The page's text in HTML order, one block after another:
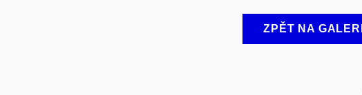
ZPĚT NA GALERII